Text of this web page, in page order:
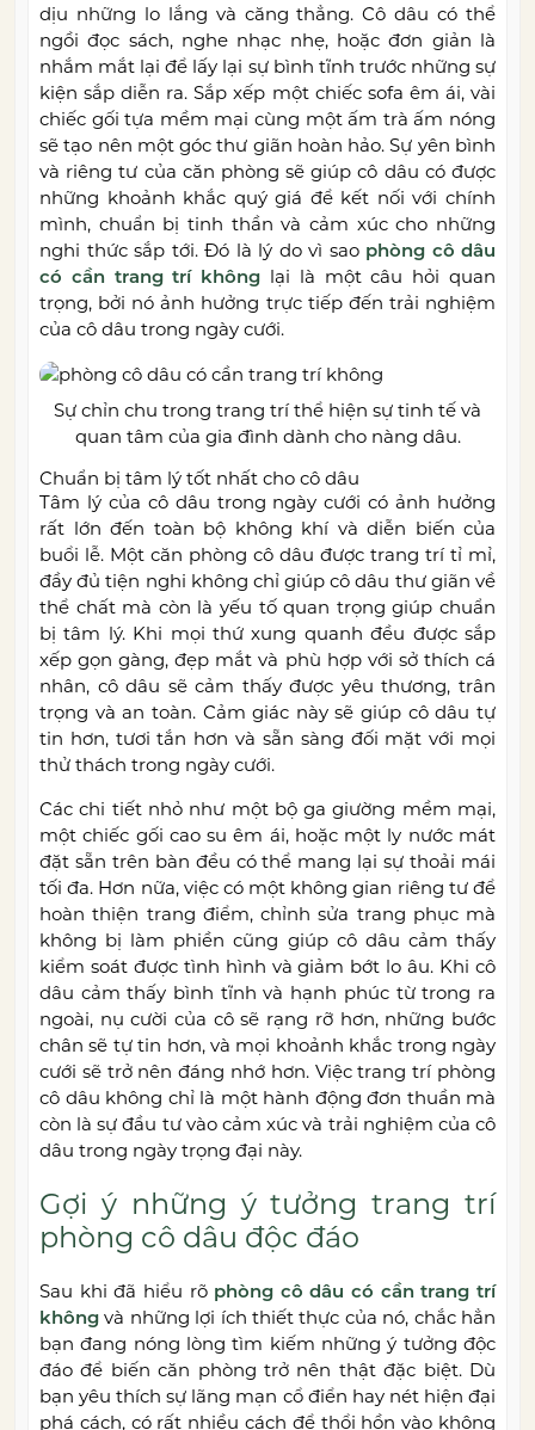
dịu những lo lắng và căng thẳng. Cô dâu có thể
ngồi đọc sách, nghe nhạc nhẹ, hoặc đơn giản là
nhắm mắt lại để lấy lại sự bình tĩnh trước những sự
kiện sắp diễn ra. Sắp xếp một chiếc sofa êm ái, vài
chiếc gối tựa mềm mại cùng một ấm trà ấm nóng
sẽ tạo nên một góc thư giãn hoàn hảo. Sự yên bình
và riêng tư của căn phòng sẽ giúp cô dâu có được
những khoảnh khắc quý giá để kết nối với chính
mình, chuẩn bị tinh thần và cảm xúc cho những
nghi thức sắp tới. Đó là lý do vì sao phòng cô dâu
có cần trang trí không lại là một câu hỏi quan
trọng, bởi nó ảnh hưởng trực tiếp đến trải nghiệm
của cô dâu trong ngày cưới.
Sự chỉn chu trong trang trí thể hiện sự tinh tế và
quan tâm của gia đình dành cho nàng dâu.
Chuẩn bị tâm lý tốt nhất cho cô dâu
Tâm lý của cô dâu trong ngày cưới có ảnh hưởng
rất lớn đến toàn bộ không khí và diễn biến của
buổi lễ. Một căn phòng cô dâu được trang trí tỉ mỉ,
đầy đủ tiện nghi không chỉ giúp cô dâu thư giãn về
thể chất mà còn là yếu tố quan trọng giúp chuẩn
bị tâm lý. Khi mọi thứ xung quanh đều được sắp
xếp gọn gàng, đẹp mắt và phù hợp với sở thích cá
nhân, cô dâu sẽ cảm thấy được yêu thương, trân
trọng và an toàn. Cảm giác này sẽ giúp cô dâu tự
tin hơn, tươi tắn hơn và sẵn sàng đối mặt với mọi
thử thách trong ngày cưới.
Các chi tiết nhỏ như một bộ ga giường mềm mại,
một chiếc gối cao su êm ái, hoặc một ly nước mát
đặt sẵn trên bàn đều có thể mang lại sự thoải mái
tối đa. Hơn nữa, việc có một không gian riêng tư để
hoàn thiện trang điểm, chỉnh sửa trang phục mà
không bị làm phiền cũng giúp cô dâu cảm thấy
kiểm soát được tình hình và giảm bớt lo âu. Khi cô
dâu cảm thấy bình tĩnh và hạnh phúc từ trong ra
ngoài, nụ cười của cô sẽ rạng rỡ hơn, những bước
chân sẽ tự tin hơn, và mọi khoảnh khắc trong ngày
cưới sẽ trở nên đáng nhớ hơn. Việc trang trí phòng
cô dâu không chỉ là một hành động đơn thuần mà
còn là sự đầu tư vào cảm xúc và trải nghiệm của cô
dâu trong ngày trọng đại này.
Gợi ý những ý tưởng trang trí
phòng cô dâu độc đáo
Sau khi đã hiểu rõ phòng cô dâu có cần trang trí
không và những lợi ích thiết thực của nó, chắc hẳn
bạn đang nóng lòng tìm kiếm những ý tưởng độc
đáo để biến căn phòng trở nên thật đặc biệt. Dù
bạn yêu thích sự lãng mạn cổ điển hay nét hiện đại
phá cách, có rất nhiều cách để thổi hồn vào không